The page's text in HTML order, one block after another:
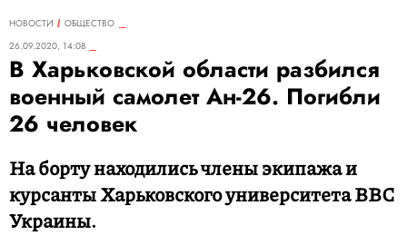
НОВОСТИ
ОБЩЕСТВО
26.09.2020, 14:08
В Харьковской области разбился
военный самолет Ан-26. Погибли
26 человек
На борту находились члены экипажа и
курсанты Харьковского университета ВВС
Украины.